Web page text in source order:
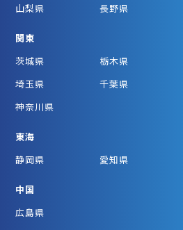
山梨県
長野県
関東
茨城県
栃木県
埼玉県
千葉県
神奈川県
東海
静岡県
愛知県
中国
広島県